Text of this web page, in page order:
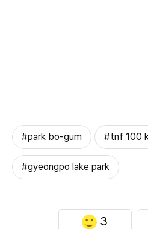
#park bo-gum #tnf 100
#gyeongpo lake park
3